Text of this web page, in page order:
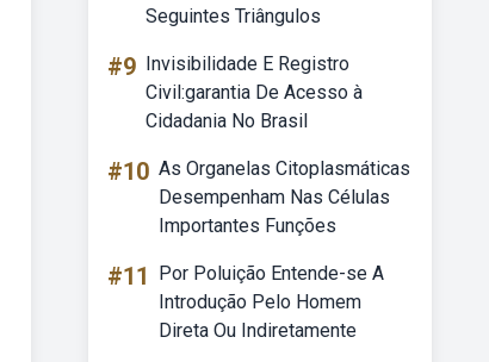
Seguintes Triângulos
#9 Invisibilidade E Registro
Civil:garantia De Acesso à
Cidadania No Brasil
#10 As Organelas Citoplasmáticas
Desempenham Nas Células
Importantes Funções
#11
Por Poluição Entende-se A
Introdução Pelo Homem
Direta Ou Indiretamente